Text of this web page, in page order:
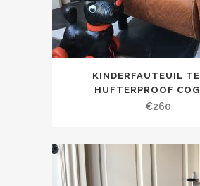
KINDERFAUTEUIL
HUFTERPROOF
€260